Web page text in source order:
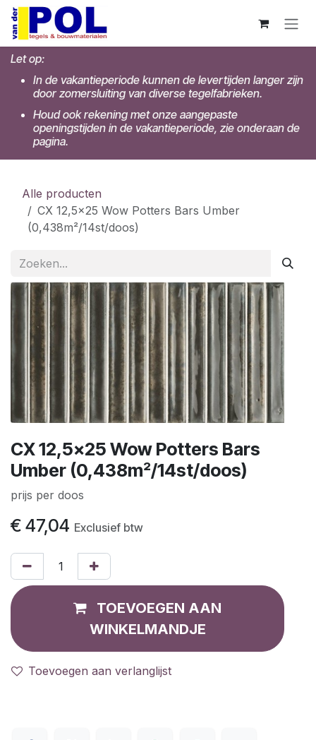
Overslaan naar inhoud
Let op:
In de vakantieperiode kunnen de levertijden langer zijn
door zomersluiting van diverse tegelfabrieken.
Houd ook rekening met onze aangepaste
openingstijden in de vakantieperiode, zie onderaan de
pagina.
Alle producten
CX 12,5x25 Wow Potters Bars Umber
(0,438m²/14st/doos)
CX 12,5x25 Wow Potters Bars
Umber (0,438m²/14st/doos)
prijs per doos
€ 47,04 Exclusief btw
TOEVOEGEN AAN
WINKELMANDJE
Toevoegen aan verlanglijst